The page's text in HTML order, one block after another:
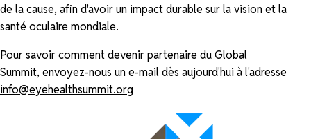
de la cause, afin d'avoir un impact durable sur la vision et la
santé oculaire mondiale.
Pour savoir comment devenir partenaire du Global
Summit, envoyez-nous un e-mail dès aujourd'hui à l'adresse
info@eyehealthsummit.org